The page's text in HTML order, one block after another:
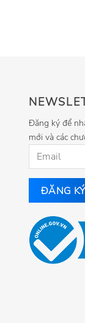
Đăng ký để
mới và các